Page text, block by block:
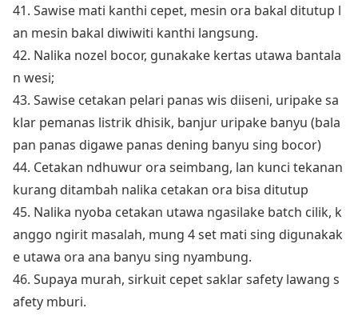
41. Sawise mati kanthi cepet, mesin ora bakal ditutup l
an mesin bakal diwiwiti kanthi langsung.
42. Nalika nozel bocor, gunakake kertas utawa bantala
n wesi;
43. Sawise cetakan pelari panas wis diiseni, uripake sa
klar pemanas listrik dhisik, banjur uripake banyu (bala
pan panas digawe panas dening banyu sing bocor)
44. Cetakan ndhuwur ora seimbang, lan kunci tekanan
kurang ditambah nalika cetakan ora bisa ditutup
45. Nalika nyoba cetakan utawa ngasilake batch cilik, k
anggo ngirit masalah, mung 4 set mati sing digunakak
e utawa ora ana banyu sing nyambung.
46. Supaya murah, sirkuit cepet saklar safety lawang s
afety mburi.